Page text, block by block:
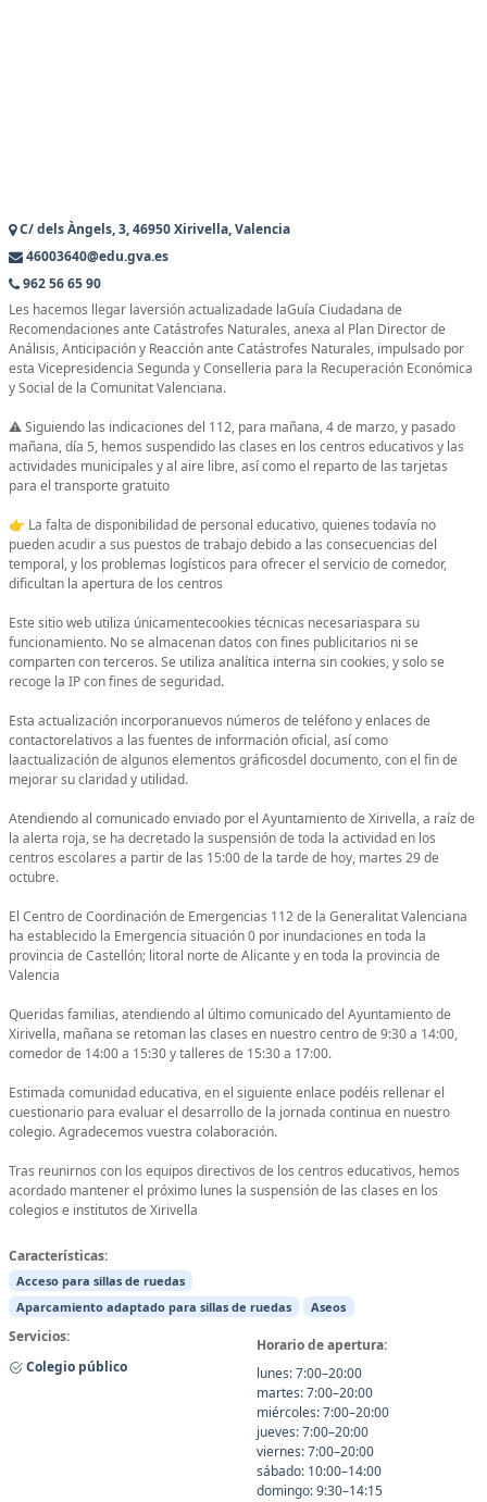
C/ dels Àngels, 3, 46950 Xirivella, Valencia
46003640@edu.gva.es
962 56 65 90
Les hacemos llegar laversión actualizadade laGuía Ciudadana de
Recomendaciones ante Catástrofes Naturales, anexa al Plan Director de
Análisis, Anticipación y Reacción ante Catástrofes Naturales, impulsado por
esta Vicepresidencia Segunda y Conselleria para la Recuperación Económica
y Social de la Comunitat Valenciana.
⚠ Siguiendo las indicaciones del 112, para mañana, 4 de marzo, y pasado
mañana, día 5, hemos suspendido las clases en los centros educativos y las
actividades municipales y al aire libre, así como el reparto de las tarjetas
para el transporte gratuito
👉 La falta de disponibilidad de personal educativo, quienes todavía no
pueden acudir a sus puestos de trabajo debido a las consecuencias del
temporal, y los problemas logísticos para ofrecer el servicio de comedor,
dificultan la apertura de los centros
Este sitio web utiliza únicamentecookies técnicas necesariaspara su
funcionamiento. No se almacenan datos con fines publicitarios ni se
comparten con terceros. Se utiliza analítica interna sin cookies, y solo se
recoge la IP con fines de seguridad.
Esta actualización incorporanuevos números de teléfono y enlaces de
contactorelativos a las fuentes de información oficial, así como
laactualización de algunos elementos gráficosdel documento, con el fin de
mejorar su claridad y utilidad.
Atendiendo al comunicado enviado por el Ayuntamiento de Xirivella, a raíz de
la alerta roja, se ha decretado la suspensión de toda la actividad en los
centros escolares a partir de las 15:00 de la tarde de hoy, martes 29 de
octubre.
El Centro de Coordinación de Emergencias 112 de la Generalitat Valenciana
ha establecido la Emergencia situación 0 por inundaciones en toda la
provincia de Castellón; litoral norte de Alicante y en toda la provincia de
Valencia
Queridas familias, atendiendo al último comunicado del Ayuntamiento de
Xirivella, mañana se retoman las clases en nuestro centro de 9:30 a 14:00,
comedor de 14:00 a 15:30 y talleres de 15:30 a 17:00.
Estimada comunidad educativa, en el siguiente enlace podéis rellenar el
cuestionario para evaluar el desarrollo de la jornada continua en nuestro
colegio. Agradecemos vuestra colaboración.
Tras reunirnos con los equipos directivos de los centros educativos, hemos
acordado mantener el próximo lunes la suspensión de las clases en los
colegios e institutos de Xirivella
Características:
Acceso para sillas de ruedas
Aparcamiento adaptado para sillas de ruedas
Aseos
Servicios:
Colegio público
Horario de apertura:
lunes: 7:00–20:00
martes: 7:00–20:00
miércoles: 7:00–20:00
jueves: 7:00–20:00
viernes: 7:00–20:00
sábado: 10:00–14:00
domingo: 9:30–14:15